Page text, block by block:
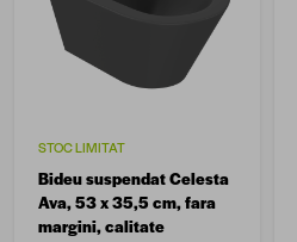
STOC LIMITAT
Bideu suspendat Celesta
Ava, 53 x 35,5 cm, fara
margini, calitate